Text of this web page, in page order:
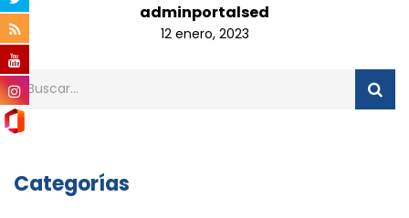
adminportalsed
12 enero, 2023
Categorías